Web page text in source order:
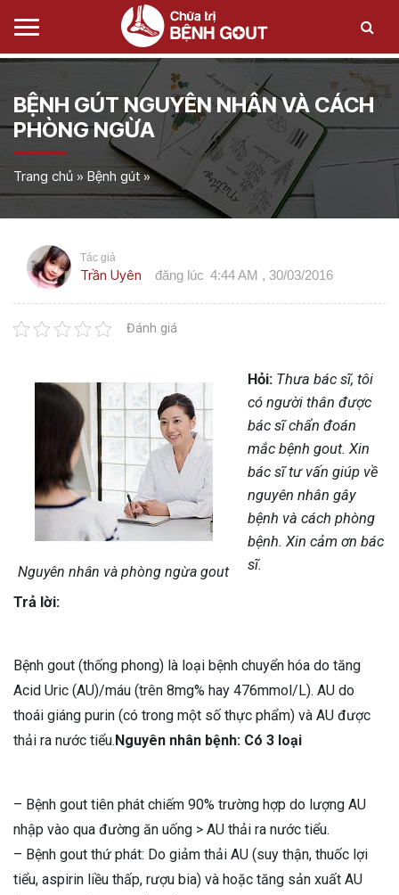
BỆNH GÚT NGUYÊN NHÂN VÀ CÁCH
PHÒNG NGỪA
Trang chủ » Bệnh gút»
Tác giả
Trần Uyên đăng lúc 4:44 AM , 30/03/2016
Đánh giá
Nguyên nhân và phòng ngừa gout
Hỏi: Thưa bác sĩ, tôi
có người thân được
bác sĩ chẩn đoán
mắc bệnh gout. Xin
bác sĩ tư vấn giúp về
nguyên nhân gây
bệnh và cách phòng
bệnh. Xin cảm ơn bác
sĩ.
Trả lời:
Bệnh gout (thống phong) là loại bệnh chuyển hóa do tăng
Acid Uric (AU)/máu (trên 8mg% hay 476mmol/L). AU do
thoái giáng purin (có trong một số thực phẩm) và AU được
thải ra nước tiểu.Nguyên nhân bệnh: Có 3 loại
– Bệnh gout tiên phát chiếm 90% trường hợp do lượng AU
nhập vào qua đường ăn uống > AU thải ra nước tiểu.
– Bệnh gout thứ phát: Do giảm thải AU (suy thận, thuốc lợi
tiểu, aspirin liều thấp, rượu bia) và hoặc tăng sản xuất AU